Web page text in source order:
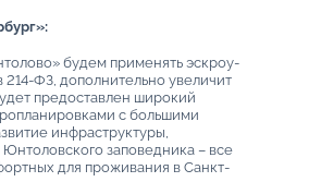
будем применять эскроу-
ФЗ, дополнительно увеличит
предоставлен широкий
с большими
инфраструктуры,
заповедника – все
для проживания в Санкт-